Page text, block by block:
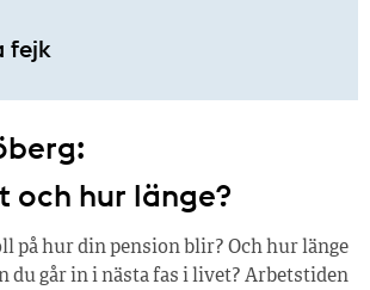
fejk
och hur länge?
på hur din pension blir? Och hur länge
du går in i nästa fas i livet? Arbetstiden